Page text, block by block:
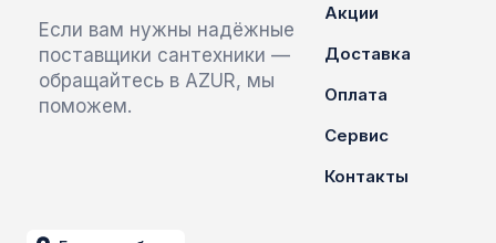
Если вам нужны надёжные
поставщики сантехники —
обращайтесь в AZUR, мы
поможем.
Акции
Доставка
Оплата
Сервис
Контакты